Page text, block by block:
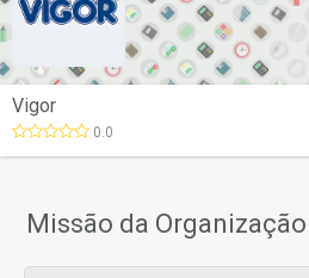
Vigor
0.0
Missão da Organização